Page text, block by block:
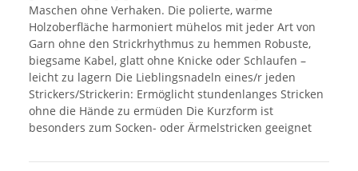
Maschen ohne Verhaken. Die polierte, warme
Holzoberfläche harmoniert mühelos mit jeder Art von
Garn ohne den Strickrhythmus zu hemmen Robuste,
biegsame Kabel, glatt ohne Knicke oder Schlaufen –
leicht zu lagern Die Lieblingsnadeln eines/r jeden
Strickers/Strickerin: Ermöglicht stundenlanges Stricken
ohne die Hände zu ermüden Die Kurzform ist
besonders zum Socken- oder Ärmelstricken geeignet